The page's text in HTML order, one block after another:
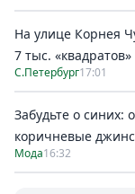
На улице Корнея
7 тыс. «квадратов»
С.Петербург17:01
Забудьте о синих:
коричневые
Мода16:32